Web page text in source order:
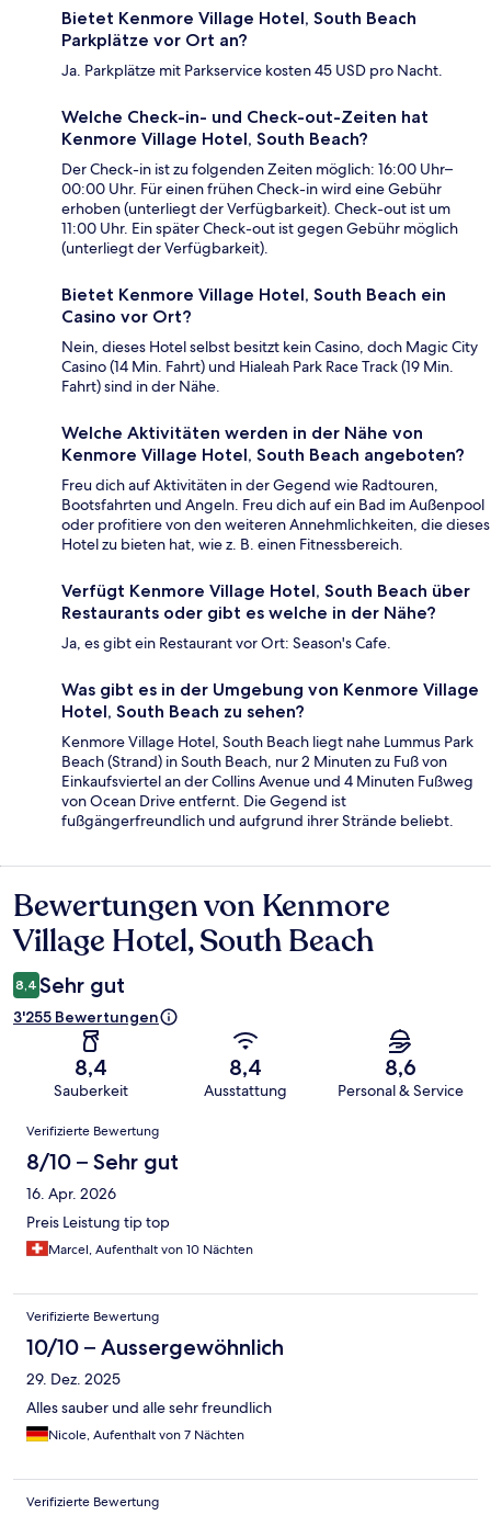
Bietet Kenmore Village Hotel, South Beach
Parkplätze vor Ort an?
Ja. Parkplätze mit Parkservice kosten 45 USD pro Nacht.
Welche Check-in- und Check-out-Zeiten hat
Kenmore Village Hotel, South Beach?
Der Check-in ist zu folgenden Zeiten möglich: 16:00 Uhr–
00:00 Uhr. Für einen frühen Check-in wird eine Gebühr
erhoben (unterliegt der Verfügbarkeit). Check-out ist um
11:00 Uhr. Ein später Check-out ist gegen Gebühr möglich
(unterliegt der Verfügbarkeit).
Bietet Kenmore Village Hotel, South Beach ein
Casino vor Ort?
Nein, dieses Hotel selbst besitzt kein Casino, doch Magic City
Casino (14 Min. Fahrt) und Hialeah Park Race Track (19 Min.
Fahrt) sind in der Nähe.
Welche Aktivitäten werden in der Nähe von
Kenmore Village Hotel, South Beach angeboten?
Freu dich auf Aktivitäten in der Gegend wie Radtouren,
Bootsfahrten und Angeln. Freu dich auf ein Bad im Außenpool
oder profitiere von den weiteren Annehmlichkeiten, die dieses
Hotel zu bieten hat, wie z. B. einen Fitnessbereich.
Verfügt Kenmore Village Hotel, South Beach über
Restaurants oder gibt es welche in der Nähe?
Ja, es gibt ein Restaurant vor Ort: Season's Cafe.
Was gibt es in der Umgebung von Kenmore Village
Hotel, South Beach zu sehen?
Kenmore Village Hotel, South Beach liegt nahe Lummus Park
Beach (Strand) in South Beach, nur 2 Minuten zu Fuß von
Einkaufsviertel an der Collins Avenue und 4 Minuten Fußweg
von Ocean Drive entfernt. Die Gegend ist
fußgängerfreundlich und aufgrund ihrer Strände beliebt.
Bewertungen
Bewertungen von Kenmore
Village Hotel, South Beach
8,4 Sehr gut
3'255 Bewertungen
8,4
Sauberkeit
8,4
Ausstattung
8,6
Personal & Service
Bewertungen
Verifizierte Bewertung
8/10 – Sehr gut
16. Apr. 2026
Preis Leistung tip top
Marcel, Aufenthalt von 10 Nächten
Verifizierte Bewertung
10/10 – Aussergewöhnlich
29. Dez. 2025
Alles sauber und alle sehr freundlich
Nicole, Aufenthalt von 7 Nächten
Verifizierte Bewertung